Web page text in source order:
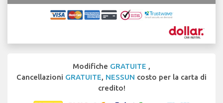
Modifiche GRATUITE ,
Cancellazioni GRATUITE, NESSUN costo per la carta di
credito!